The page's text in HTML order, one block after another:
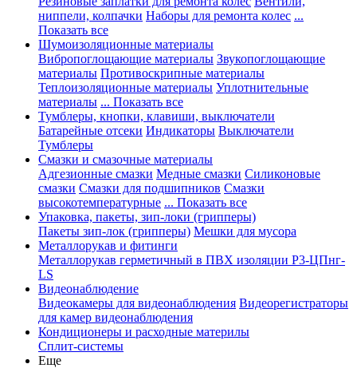
ниппели, колпачки Наборы для ремонта колес ...
Показать все
Шумоизоляционные материалы
Вибропоглощающие материалы Звукопоглощающие
материалы Противоскрипные материалы
Теплоизоляционные материалы Уплотнительные
материалы ... Показать все
Тумблеры, кнопки, клавиши, выключатели
Батарейные отсеки Индикаторы Выключатели
Тумблеры
Смазки и смазочные материалы
Адгезионные смазки Медные смазки Силиконовые
смазки Смазки для подшипников Смазки
высокотемпературные ... Показать все
Упаковка, пакеты, зип-локи (грипперы)
Пакеты зип-лок (грипперы) Мешки для мусора
Металлорукав и фитинги
Металлорукав герметичный в ПВХ изоляции Р3-ЦПнг-
LS
Видеонаблюдение
Видеокамеры для видеонаблюдения Видеорегистраторы
для камер видеонаблюдения
Кондиционеры и расходные материлы
Сплит-системы
Еще